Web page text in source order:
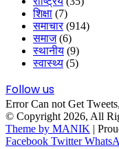
शिक्षा (7)
समाचार(914)
समाज(6)
स्थानीय (9)
स्वास्थ्य (5)
Follow us
Error Can not Get
© Copyright 2026, All
Theme by MANIK |
Facebook Twitter